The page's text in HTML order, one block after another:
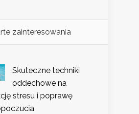
zainteresowania
Skuteczne techniki
oddechowe na
stresu i poprawę